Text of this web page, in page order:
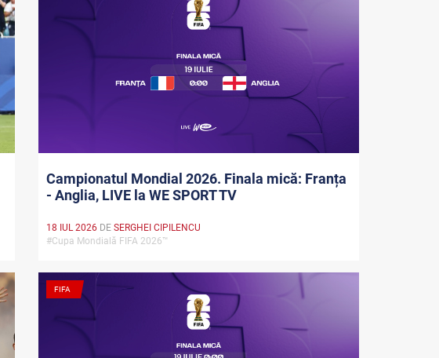
Campionatul Mondial 2026. Finala mică: Franța
- Anglia, LIVE la WE SPORT TV
18 IUL 2026 DESERGHEI CIPILENCU
#Cupa Mondială FIFA 2026™
FIFA